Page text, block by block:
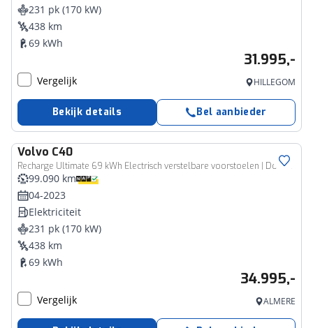
231 pk (170 kW)
438 km
69 kWh
31.995,-
Vergelijk HILLEGOM
Bekijk details Bel aanbieder
Volvo C40
Recharge Ultimate 69 kWh Electrisch verstelbare voorstoelen | Donker getinte ramen achterzijde | 20" Lichtmetalen velgen | Stoel en stuurverwarming | Keyless Entry
99.090 km
04-2023
Elektriciteit
231 pk (170 kW)
438 km
69 kWh
34.995,-
Vergelijk ALMERE